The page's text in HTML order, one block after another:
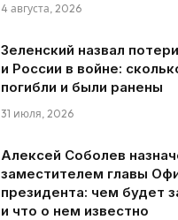
4 августа, 2026
Зеленский назвал
и России в войне:
погибли и были ранены
31 июля, 2026
Алексей Соболев
заместителем главы
президента: чем будет
и что о нем известно